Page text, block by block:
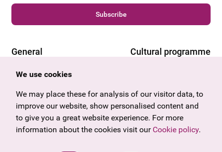
Subscribe
General
Offers & News
Gift voucher
Frequently asked questions
Cultural programme
Vorarlberg
Burgenland
Salzburg
Upper Austria
We use cookies
We may place these for analysis of our visitor data, to
improve our website, show personalised content and
to give you a great website experience. For more
information about the cookies visit our Cookie policy.